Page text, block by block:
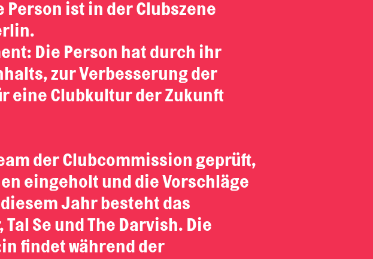
ist in der Clubszene
Die Person hat durch ihr
zur Verbesserung der
eine Clubkultur der Zukunft
der Clubcommission geprüft,
eingeholt und die Vorschläge
Jahr besteht das
Se und The Darvish. Die
findet während der